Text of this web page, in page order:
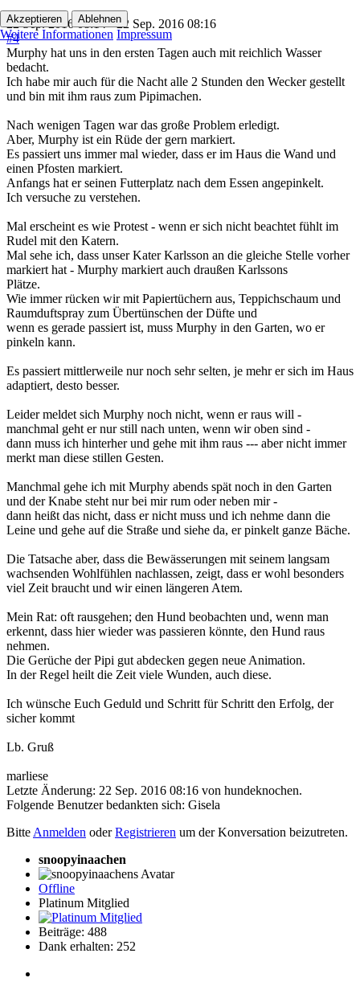
22 Sep. 2016 08:14-22 Sep. 2016 08:16
#4
Murphy hat uns in den ersten Tagen auch mit reichlich Wasser
bedacht.
Ich habe mir auch für die Nacht alle 2 Stunden den Wecker gestellt
und bin mit ihm raus zum Pipimachen.
Nach wenigen Tagen war das große Problem erledigt.
Aber, Murphy ist ein Rüde der gern markiert.
Es passiert uns immer mal wieder, dass er im Haus die Wand und
einen Pfosten markiert.
Anfangs hat er seinen Futterplatz nach dem Essen angepinkelt.
Ich versuche zu verstehen.
Mal erscheint es wie Protest - wenn er sich nicht beachtet fühlt im
Rudel mit den Katern.
Mal sehe ich, dass unser Kater Karlsson an die gleiche Stelle vorher
markiert hat - Murphy markiert auch draußen Karlssons
Plätze.
Wie immer rücken wir mit Papiertüchern aus, Teppichschaum und
Raumduftspray zum Übertünschen der Düfte und
wenn es gerade passiert ist, muss Murphy in den Garten, wo er
pinkeln kann.
Es passiert mittlerweile nur noch sehr selten, je mehr er sich im Haus
adaptiert, desto besser.
Leider meldet sich Murphy noch nicht, wenn er raus will -
manchmal geht er nur still nach unten, wenn wir oben sind -
dann muss ich hinterher und gehe mit ihm raus --- aber nicht immer
merkt man diese stillen Gesten.
Manchmal gehe ich mit Murphy abends spät noch in den Garten
und der Knabe steht nur bei mir rum oder neben mir -
dann heißt das nicht, dass er nicht muss und ich nehme dann die
Leine und gehe auf die Straße und siehe da, er pinkelt ganze Bäche.
Die Tatsache aber, dass die Bewässerungen mit seinem langsam
wachsenden Wohlfühlen nachlassen, zeigt, dass er wohl besonders
viel Zeit braucht und wir einen längeren Atem.
Mein Rat: oft rausgehen; den Hund beobachten und, wenn man
erkennt, dass hier wieder was passieren könnte, den Hund raus
nehmen.
Die Gerüche der Pipi gut abdecken gegen neue Animation.
In der Regel heilt die Zeit viele Wunden, auch diese.
Ich wünsche Euch Geduld und Schritt für Schritt den Erfolg, der
sicher kommt
Lb. Gruß
marliese
Letzte Änderung: 22 Sep. 2016 08:16 von hundeknochen.
Folgende Benutzer bedankten sich: Gisela
Bitte Anmelden oderRegistrieren um der Konversation beizutreten.
snoopyinaachen
Offline
Platinum Mitglied
Beiträge: 488
Dank erhalten: 252
Akzeptieren Ablehnen
Weitere Informationen Impressum